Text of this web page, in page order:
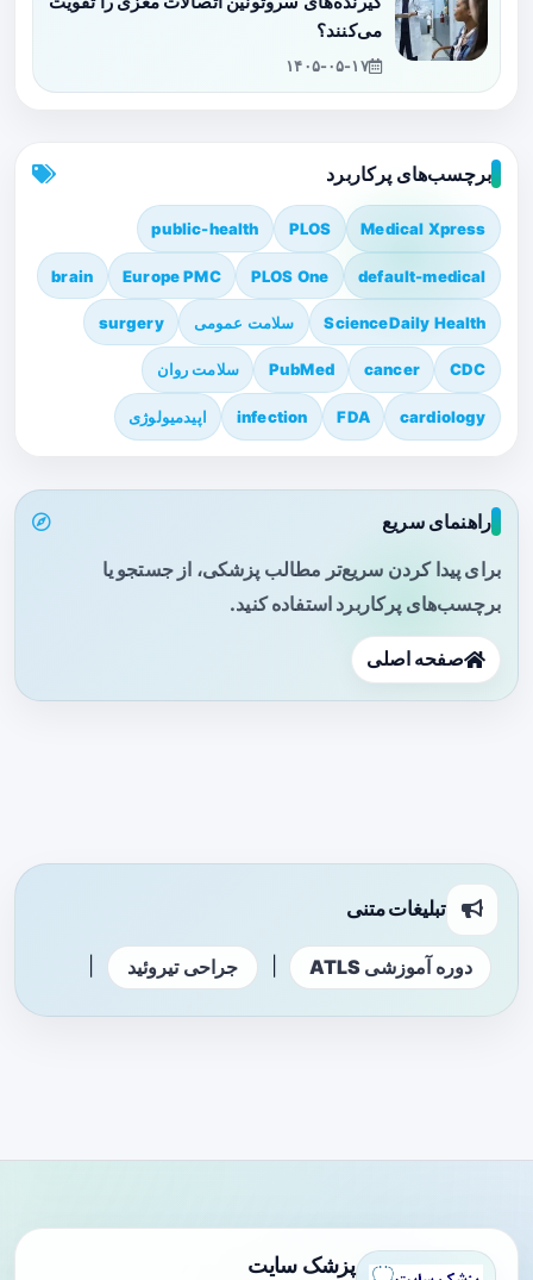
می‌کنند؟
۱۴۰۵-۰۵-۱۷
برچسب‌های پرکاربرد
Medical Xpress
PLOS
public-health
default-medical
PLOS One
Europe PMC
brain
ScienceDaily Health سلامت عمومی surgery
CDC
cancer
PubMed سلامت روان
cardiology
FDA
infection اپیدمیولوژی
راهنمای سریع
برای پیدا کردن سریع‌تر مطالب پزشکی، از جستجو یا
برچسب‌های پرکاربرد استفاده کنید.
صفحه اصلی
تبلیغات متنی
دوره آموزشی ATLS جراحی تیروئید
پزشک سایت